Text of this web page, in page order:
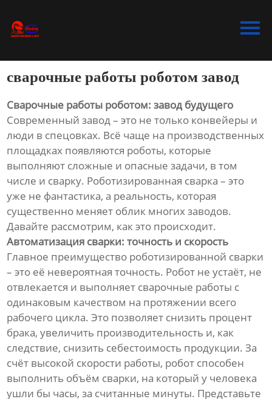
Bидео
Новости
О Hас
Контакты
сварочные работы роботом завод
Сварочные работы роботом: завод будущего
Современный завод – это не только конвейеры и
люди в спецовках. Всё чаще на производственных
площадках появляются роботы, которые
выполняют сложные и опасные задачи, в том
числе и сварку. Роботизированная сварка – это
уже не фантастика, а реальность, которая
существенно меняет облик многих заводов.
Давайте рассмотрим, как это происходит.
Автоматизация сварки: точность и скорость
Главное преимущество роботизированной сварки
– это её невероятная точность. Робот не устаёт, не
отвлекается и выполняет сварочные работы с
одинаковым качеством на протяжении всего
рабочего цикла. Это позволяет снизить процент
брака, увеличить производительность и, как
следствие, снизить себестоимость продукции. За
счёт высокой скорости работы, робот способен
выполнить объём сварки, на который у человека
ушли бы часы, за считанные минуты. Представьте